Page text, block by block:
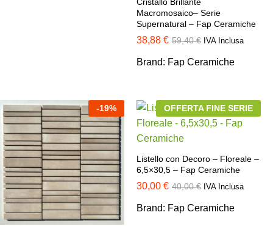
Cristallo Brillante
Macromosaico– Serie
Supernatural – Fap Ceramiche
38,88 € 59,40€ IVA Inclusa
Brand: Fap Ceramiche
-19% OFFERTA FINE SERIE
Listello con Decoro – Floreale –
6,5×30,5 – Fap Ceramiche
30,00 € 40,00€ IVA Inclusa
Brand: Fap Ceramiche